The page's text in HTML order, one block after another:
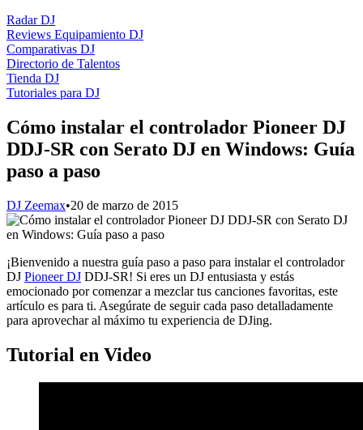
Radar DJ
Reviews Equipamiento DJ
Comparativas DJ
Directorio de Talentos
Tienda DJ
Tutoriales para DJ
Cómo instalar el controlador Pioneer DJ
DDJ-SR con Serato DJ en Windows: Guía
paso a paso
DJ Zeemax•20 de marzo de 2015
¡Bienvenido a nuestra guía paso a paso para instalar el controlador
DJ Pioneer DJ DDJ-SR! Si eres un DJ entusiasta y estás
emocionado por comenzar a mezclar tus canciones favoritas, este
artículo es para ti. Asegúrate de seguir cada paso detalladamente
para aprovechar al máximo tu experiencia de DJing.
Tutorial en Video